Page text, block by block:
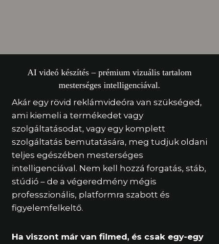
AI videó készítés – prémium vizuális tartalom
mesterséges intelligenciával.
Akár egy rövid reklámvideóra van szükséged,
ami kiemeli a termékedet vagy
szolgáltatásodat, vagy egy komplett
szolgáltatás bemutatására, meg tudjuk oldani
teljes egészében mesterséges
intelligenciával. Nem kell hozzá forgatás, stáb,
stúdió – de a végeredmény mégis
professzionális, platformra szabott és
figyelemfelkeltő.
Ha viszont már van filmed, és csak egy-egy